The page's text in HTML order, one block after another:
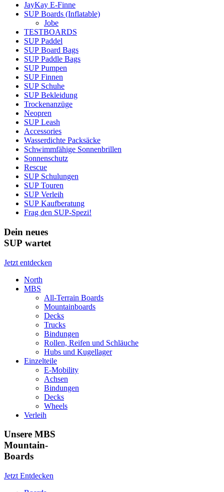
JayKay E-Finne
SUP Boards (Inflatable)
Jobe
TESTBOARDS
SUP Paddel
SUP Board Bags
SUP Paddle Bags
SUP Pumpen
SUP Finnen
SUP Schuhe
SUP Bekleidung
Trockenanzüge
Neopren
SUP Leash
Accessories
Wasserdichte Packsäcke
Schwimmfähige Sonnenbrillen
Sonnenschutz
Rescue
SUP Schulungen
SUP Touren
SUP Verleih
SUP Kaufberatung
Frag den SUP-Spezi!
Dein neues
SUP wartet
Jetzt entdecken
North
MBS
All-Terrain Boards
Mountainboards
Decks
Trucks
Bindungen
Rollen, Reifen und Schläuche
Hubs und Kugellager
Einzelteile
E-Mobility
Achsen
Bindungen
Decks
Wheels
Verleih
Unsere MBS
Mountain-
Boards
Jetzt Entdecken